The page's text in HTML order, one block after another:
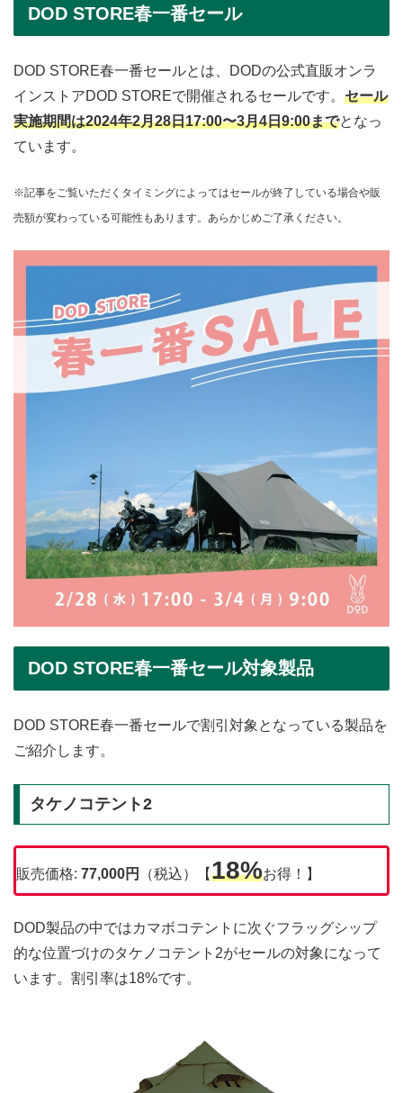
DOD STORE春一番セール
DOD STORE春一番セールとは、DODの公式直販オンラ
インストアDOD STOREで開催されるセールです。 セール
実施期間は2024年2月28日17:00〜3月4日9:00までとなっ
ています。
※記事をご覧いただくタイミングによってはセールが終了している場合や販
売額が変わっている可能性もあります。あらかじめご了承ください。
DOD STORE春一番セール対象製品
DOD STORE春一番セールで割引対象となっている製品を
ご紹介します。
タケノコテント2
販売価格: 77,000円 （税込）【18%お得！】
DOD製品の中ではカマボコテントに次ぐフラッグシップ
的な位置づけのタケノコテント2がセールの対象になって
います。割引率は18%です。